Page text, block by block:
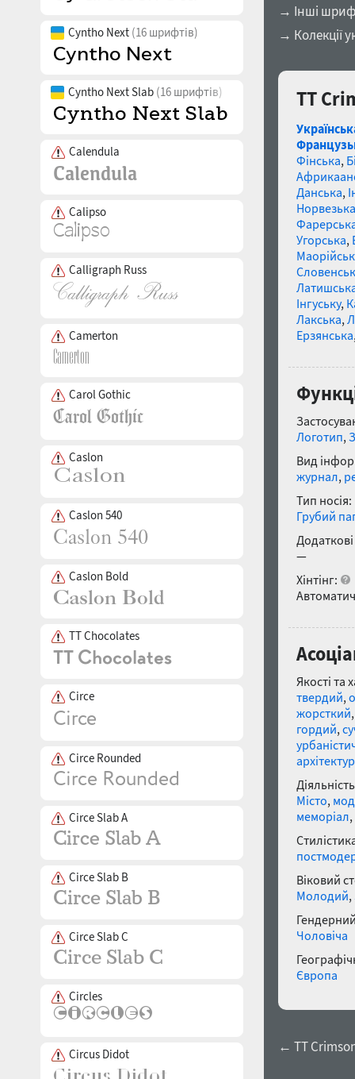
Cyntho Next (16 шрифтів)
Cyntho Next Slab (16 шрифтів)
Calendula
Calipso
Calligraph Russ
Camerton
Carol Gothic
Caslon
Caslon 540
Caslon Bold
TT Chocolates
Circe
Circe Rounded
Circe Slab A
Circe Slab B
Circe Slab C
Circles
Circus Didot
→ Інші
→ Колекції
TT
Фінська,
Данська,
Норвезька
Угорська,
Інгуську,
Лакська,
Ерзянська
Логотип,
Вид
журнал,
Тип носія:
Грубий
—
Хінтінг:
Якості та
твердий,
жорсткий
гордий,
Місто,
меморіал,
Віковий
Молодий,
Чоловіча
Європа
← TT